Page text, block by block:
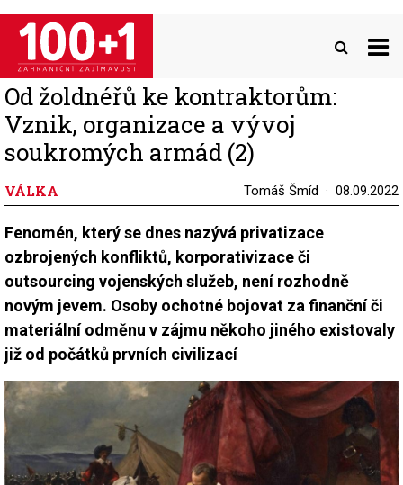
Přejít
hlavnímu
obsahu
Od žoldnéřů ke kontraktorům:
Vznik, organizace a vývoj
soukromých armád (2)
VÁLKA Tomáš Šmíd 08.09.2022
Fenomén, který se dnes nazývá privatizace
ozbrojených konfliktů, korporativizace či
outsourcing vojenských služeb, není rozhodně
novým jevem. Osoby ochotné bojovat za finanční či
materiální odměnu v zájmu někoho jiného existovaly
již od počátků prvních civilizací